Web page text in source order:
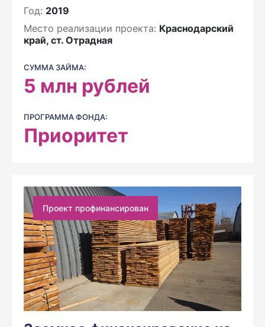
Год: 2019
Место реализации проекта: Краснодарский
край, ст. Отрадная
СУММА ЗАЙМА:
5 млн рублей
ПРОГРАММА ФОНДА:
Приоритет
Проект профинансирован